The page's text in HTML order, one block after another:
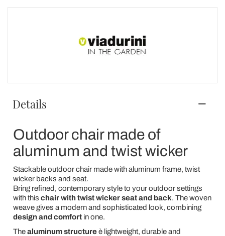
Details
Outdoor chair made of
aluminum and twist wicker
Stackable outdoor chair made with aluminum frame, twist
wicker backs and seat.
Bring refined, contemporary style to your outdoor settings
with this chair with twist wicker seat and back. The woven
weave gives a modern and sophisticated look, combining
design and comfortin one.
Thealuminum structureè lightweight, durable and